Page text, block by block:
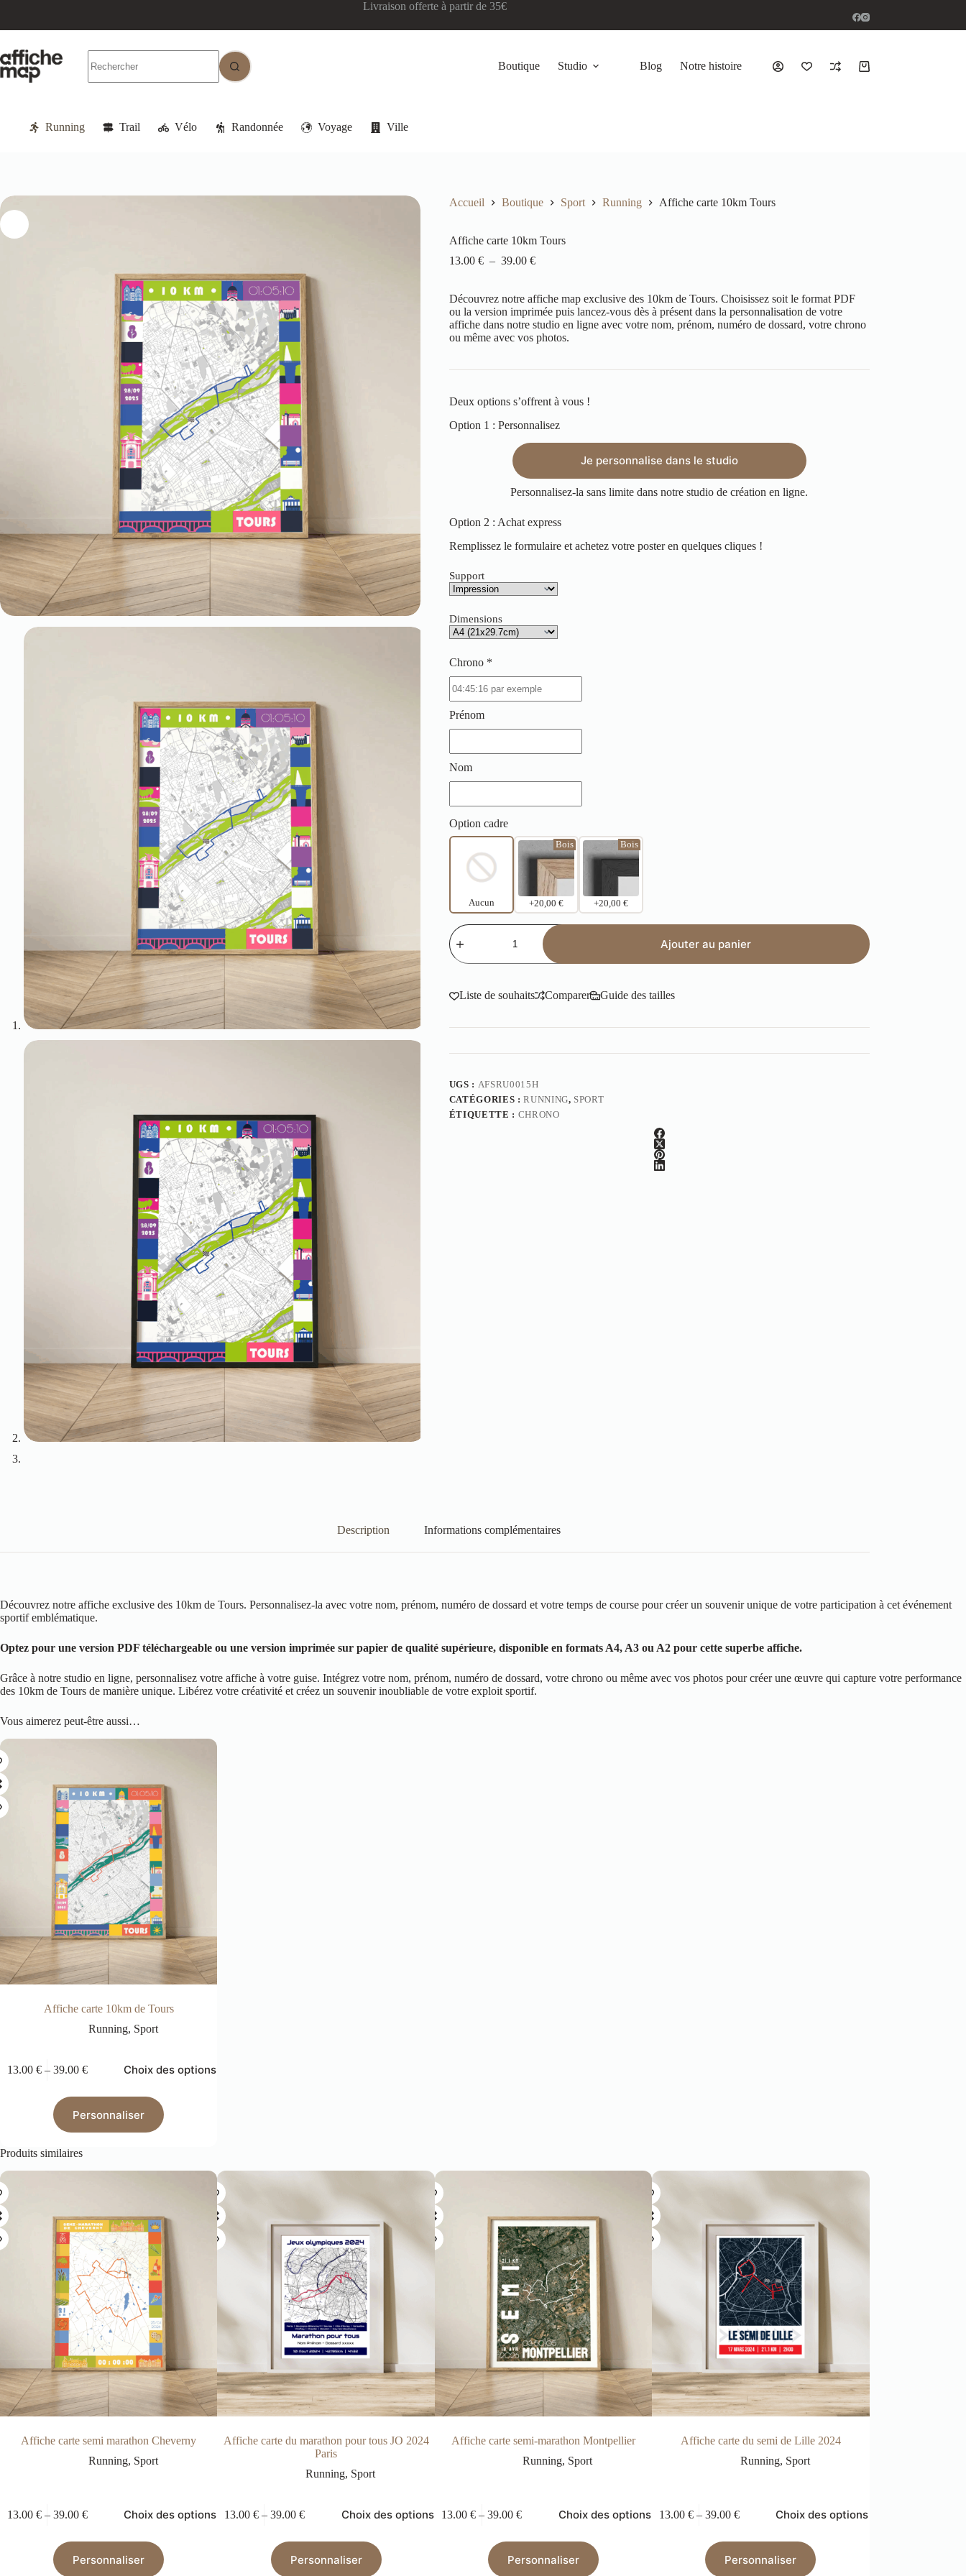
Livraison offerte à partir de 35€
Boutique Studio Blog Notre histoire
Running Trail Vélo Randonnée Voyage Ville
Accueil Boutique Sport Running Affiche carte 10km Tours
Affiche carte 10km Tours
13.00 € – 39.00 €
Découvrez notre affiche map exclusive des 10km de Tours. Choisissez soit le format PDF
ou la version imprimée puis lancez-vous dès à présent dans la personnalisation de votre
affiche dans notre studio en ligne avec votre nom, prénom, numéro de dossard, votre chrono
ou même avec vos photos.
Deux options s’offrent à vous !
Option 1 : Personnalisez
Je personnalise dans le studio
Personnalisez-la sans limite dans notre studio de création en ligne.
Option 2 : Achat express
Remplissez le formulaire et achetez votre poster en quelques cliques !
Support
Dimensions
Chrono *
Prénom
Nom
Option cadre
Aucun
Bois
+20,00 €
Bois
+20,00 €
Ajouter au panier
Liste de souhaits Comparer Guide des tailles
UGS : AFSRU0015H
CATÉGORIES :RUNNING, SPORT
ÉTIQUETTE : CHRONO
Description Informations complémentaires
Découvrez notre affiche exclusive des 10km de Tours. Personnalisez-la avec votre nom, prénom, numéro de dossard et votre temps de course pour créer un souvenir unique de votre participation à cet événement
sportif emblématique.
Optez pour une version PDF téléchargeable ou une version imprimée sur papier de qualité supérieure, disponible en formats A4, A3 ou A2 pour cette superbe affiche.
Grâce à notre studio en ligne, personnalisez votre affiche à votre guise. Intégrez votre nom, prénom, numéro de dossard, votre chrono ou même avec vos photos pour créer une œuvre qui capture votre performance
des 10km de Tours de manière unique. Libérez votre créativité et créez un souvenir inoubliable de votre exploit sportif.
Vous aimerez peut-être aussi…
Affiche carte 10km de Tours
Running, Sport
13.00 €– 39.00 € Choix des options
Personnaliser
Produits similaires
Affiche carte semi marathon Cheverny
Running, Sport
13.00 €– 39.00 € Choix des options
Personnaliser
Affiche carte du marathon pour tous JO 2024
Paris
Running, Sport
13.00 €– 39.00 € Choix des options
Personnaliser
Affiche carte semi-marathon Montpellier
Running, Sport
13.00€ –39.00€ Choix des options
Personnaliser
Affiche carte du semi de Lille 2024
Running, Sport
13.00 €– 39.00 € Choix des options
Personnaliser